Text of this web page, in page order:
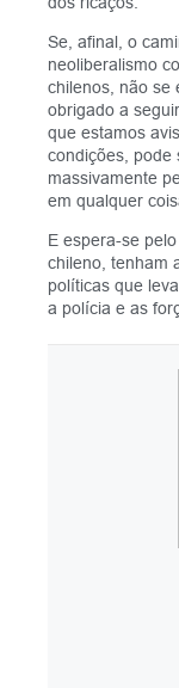
Se, afinal, o
neoliberalismo
chilenos, não se
obrigado a
que estamos
condições, pode
massivamente
em qualquer
E espera-se
chileno, tenham
políticas que
a polícia e as